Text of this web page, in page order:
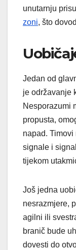
unutarnju
zoni, što
Jedan od
je održavanje
Nesporazumi
propusta,
napad.
signale i
tijekom
Još jedna
nesrazmjere,
agilni ili
branič bude
dovesti do